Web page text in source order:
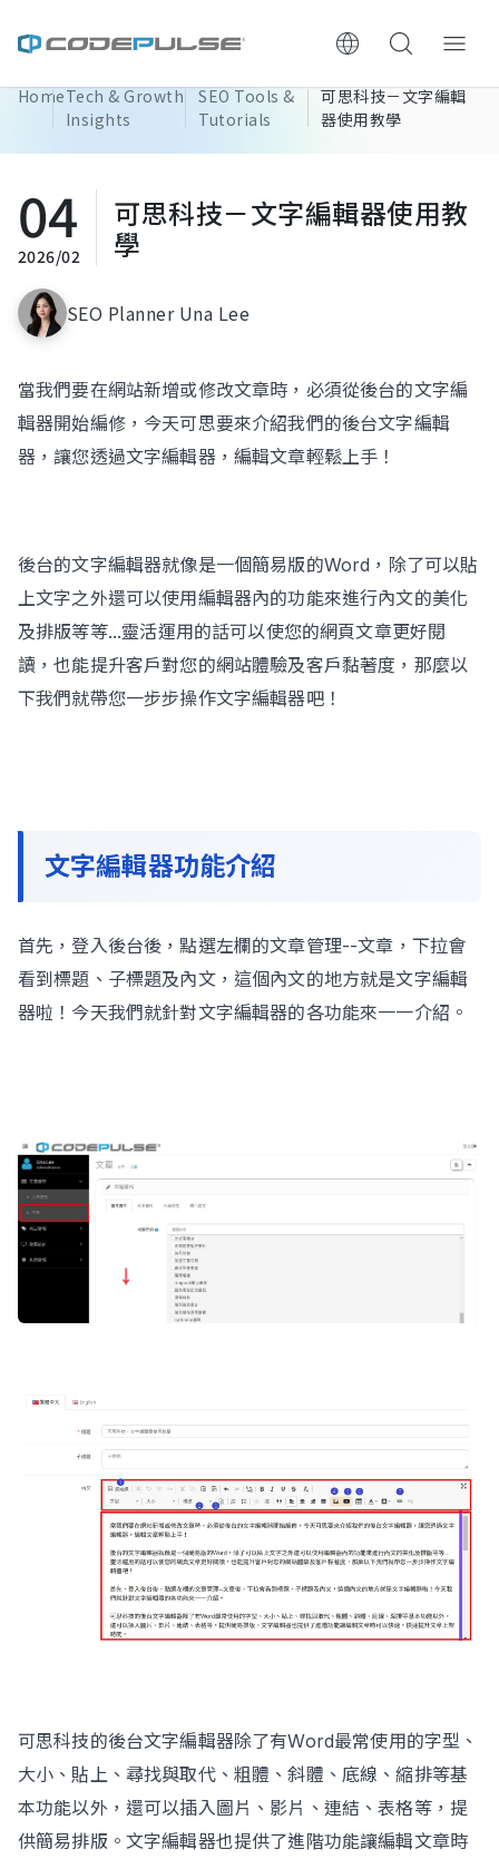
ChooWe AI仿生客服
Services & Pricing
Website Construction Process
Case Studies: Strategic Insights
Contact Us
HomeTech & Growth
Insights
SEO Tools &
Tutorials
可思科技－文字編輯
器使用教學
04
2026/02
可思科技－文字編輯器使用教
學
SEO Planner Una Lee
當我們要在網站新增或修改文章時，必須從後台的文字編
輯器開始編修，今天可思要來介紹我們的後台文字編輯
器，讓您透過文字編輯器，編輯文章輕鬆上手！
後台的文字編輯器就像是一個簡易版的Word，除了可以貼
上文字之外還可以使用編輯器內的功能來進行內文的美化
及排版等等...靈活運用的話可以使您的網頁文章更好閱
讀，也能提升客戶對您的網站體驗及客戶黏著度，那麼以
下我們就帶您一步步操作文字編輯器吧！
文字編輯器功能介紹
首先，登入後台後，點選左欄的文章管理--文章，下拉會
看到標題、子標題及內文，這個內文的地方就是文字編輯
器啦！今天我們就針對文字編輯器的各功能來一一介紹。
可思科技的後台文字編輯器除了有Word最常使用的字型、
大小、貼上、尋找與取代、粗體、斜體、底線、縮排等基
本功能以外，還可以插入圖片、影片、連結、表格等，提
供簡易排版。文字編輯器也提供了進階功能讓編輯文章時